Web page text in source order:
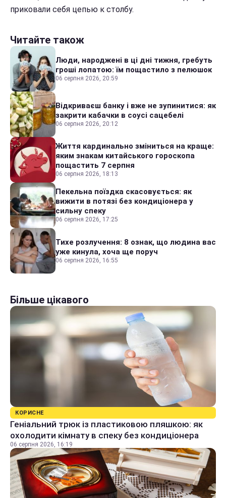
приковали себя цепью к столбу.
Читайте також
Люди, народжені в ці дні тижня, гребуть
гроші лопатою: їм пощастило з пелюшок
06 серпня 2026, 20:59
Відкриваєш банку і вже не зупинитися: як
закрити кабачки в соусі сацебелі
06 серпня 2026, 20:12
Життя кардинально зміниться на краще:
яким знакам китайського гороскопа
пощастить 7 серпня
06 серпня 2026, 18:13
Пекельна поїздка скасовується: як
вижити в потязі без кондиціонера у
сильну спеку
06 серпня 2026, 17:25
Тихе розлучення: 8 ознак, що людина вас
уже кинула, хоча ще поруч
06 серпня 2026, 16:55
Більше цікавого
КОРИСНЕ
Геніальний трюк із пластиковою пляшкою: як
охолодити кімнату в спеку без кондиціонера
06 серпня 2026, 16:19